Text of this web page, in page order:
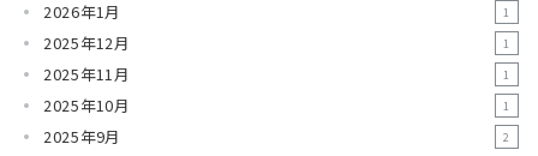
2026年1月 1
2025年12月 1
2025年11月 1
2025年10月 1
2025年9月 2